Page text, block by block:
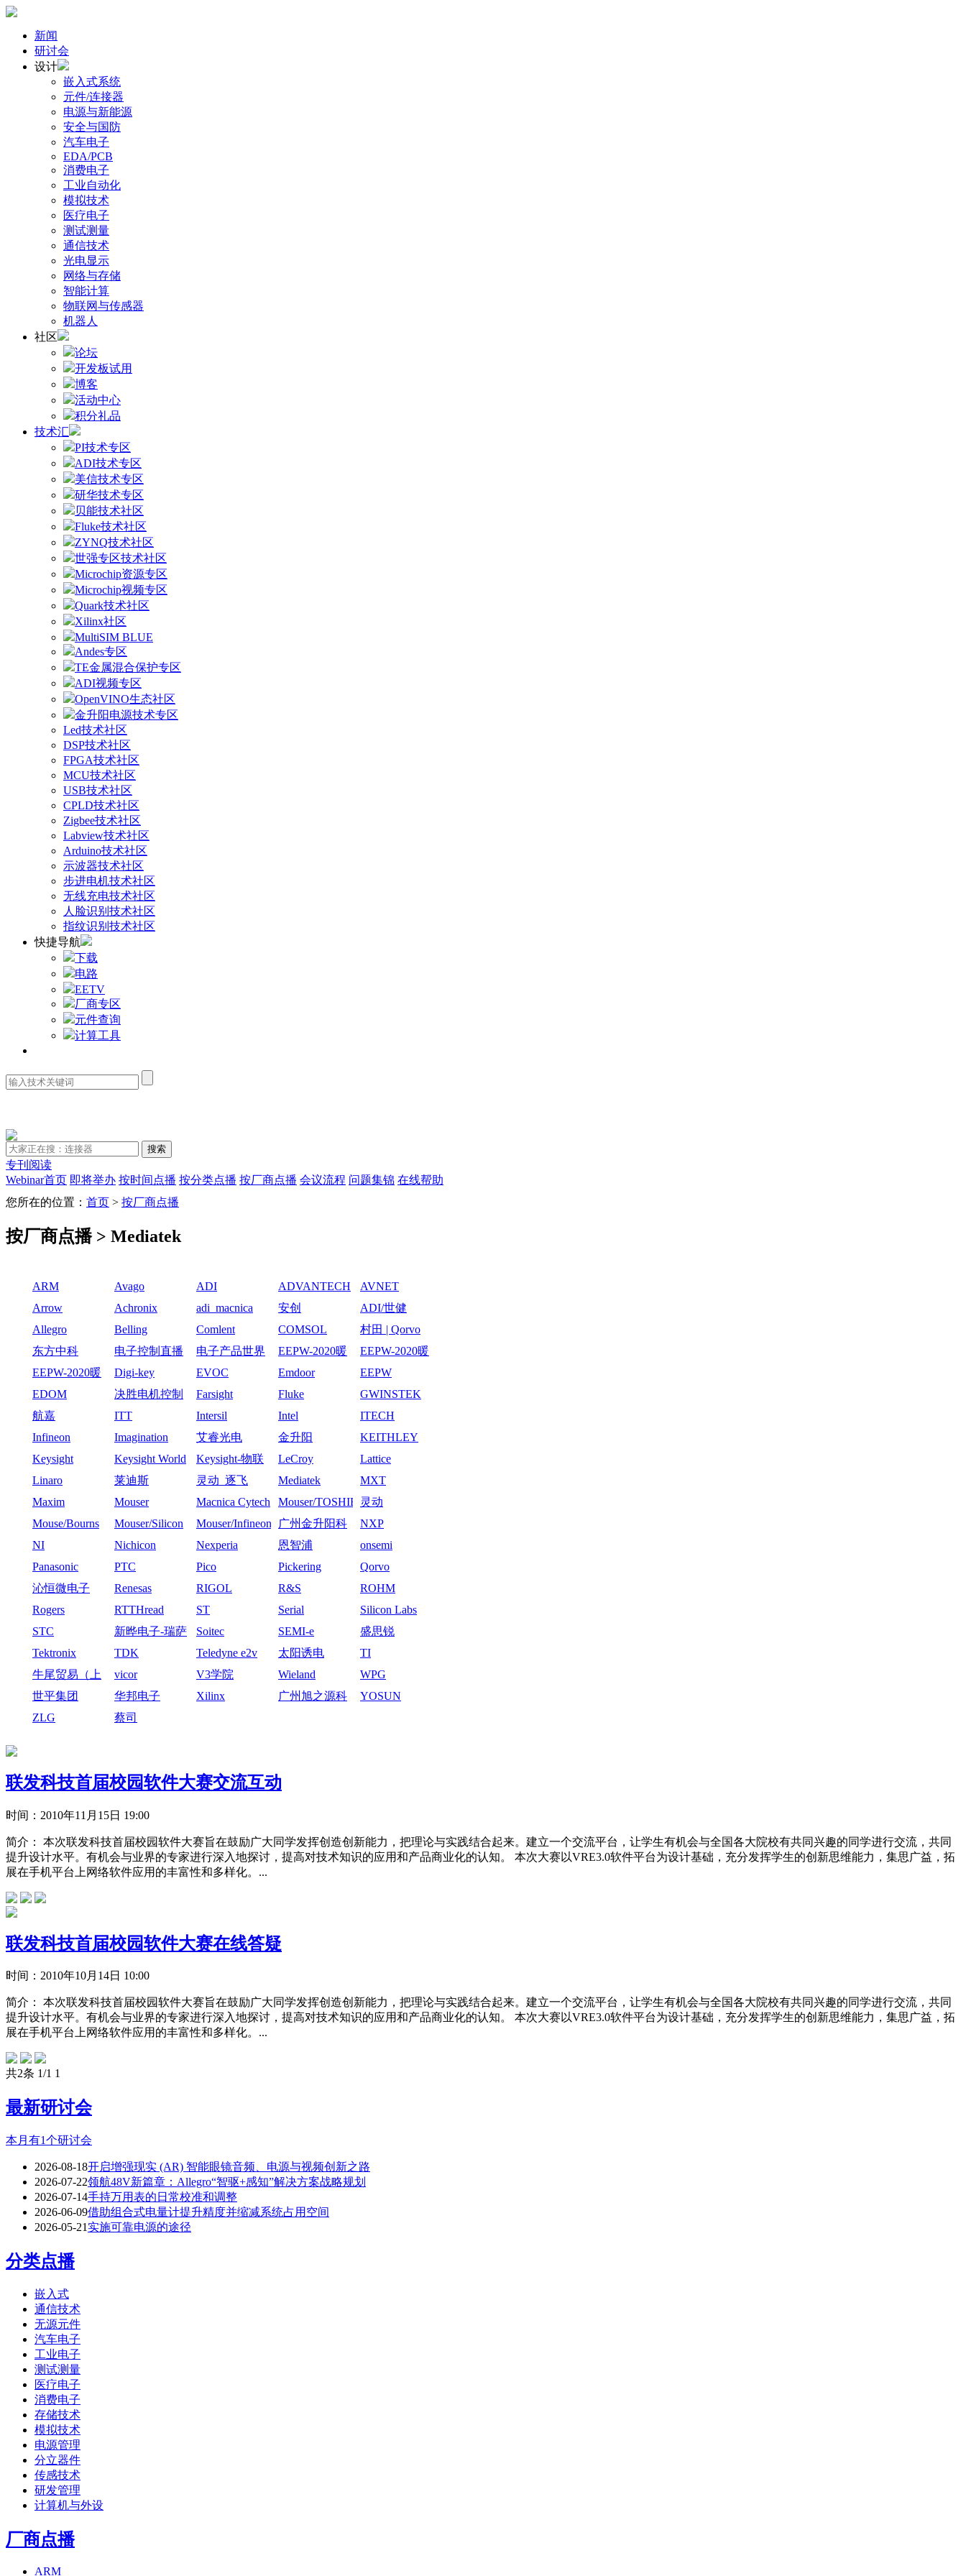
新闻
研讨会
设计
嵌入式系统
元件/连接器
电源与新能源
安全与国防
汽车电子
EDA/PCB
消费电子
工业自动化
模拟技术
医疗电子
测试测量
通信技术
光电显示
网络与存储
智能计算
物联网与传感器
机器人
社区
论坛
开发板试用
博客
活动中心
积分礼品
技术汇
PI技术专区
ADI技术专区
美信技术专区
研华技术专区
贝能技术社区
Fluke技术社区
ZYNQ技术社区
世强专区技术社区
Microchip资源专区
Microchip视频专区
Quark技术社区
Xilinx社区
MultiSIM BLUE
Andes专区
TE金属混合保护专区
ADI视频专区
OpenVINO生态社区
金升阳电源技术专区
Led技术社区
DSP技术社区
FPGA技术社区
MCU技术社区
USB技术社区
CPLD技术社区
Zigbee技术社区
Labview技术社区
Arduino技术社区
示波器技术社区
步进电机技术社区
无线充电技术社区
人脸识别技术社区
指纹识别技术社区
快捷导航
下载
电路
EETV
厂商专区
元件查询
计算工具
专刊阅读
Webinar首页 即将举办 按时间点播 按分类点播 按厂商点播 会议流程 问题集锦 在线帮助
您所在的位置： 首页 > 按厂商点播
按厂商点播 > Mediatek
ARM Avago ADI ADVANTECH
AVNET
Arrow
Achronix adi_macnica 安创
ADI/世健
Allegro
Belling Comlent COMSOL
村田 | Qorvo
东方中科
电子控制直播 电子产品世界
EEPW-2020暖
心周-11月30日
EEPW-2020暖
心周-12月1日
EEPW-2020暖
心周-12月2日
Digi-key EVOC Emdoor
EEPW
EDOM
决胜电机控制
_2021
Farsight Fluke
GWINSTEK
航嘉
ITT Intersil Intel
ITECH
Infineon
Imagination 艾睿光电 金升阳
KEITHLEY
Keysight
Keysight World
Keysight-物联
网沙龙
LeCroy
Lattice
Linaro
莱迪斯 灵动_逐飞 Mediatek
MXT
Maxim
Mouser Macnica Cytech Mouser/TOSHIBA灵动
Mouse/Bourns
Mouser/Silicon
Labs
Mouser/Infineon
广州金升阳科
技有限公司
NXP
NI
Nichicon Nexperia 恩智浦
onsemi
Panasonic
PTC Pico Pickering
Qorvo
沁恒微电子
Renesas RIGOL R&S
ROHM
Rogers
RTTHread ST Serial
Silicon Labs
Introduction
STC
新晔电子-瑞萨
电子
Soitec SEMI-e
盛思锐
Tektronix
TDK Teledyne e2v 太阳诱电
TI
牛尾贸易（上
海）有限公司
vicor V3学院 Wieland
WPG
世平集团
华邦电子 Xilinx
广州旭之源科
YOSUN
ZLG
蔡司
联发科技首届校园软件大赛交流互动
时间： 2010年11月15日 19:00
简介：
本次联发科技首届校园软件大赛旨在鼓励广大同学发挥创造创新能力，把理论与实践结合起来。建立一个交流平台，让学生有机会与全国各大院校有共同兴趣的同学进行交流，共同
提升设计水平。有机会与业界的专家进行深入地探讨，提高对技术知识的应用和产品商业化的认知。 本次大赛以VRE3.0软件平台为设计基础，充分发挥学生的创新思维能力，集思广益，拓
展在手机平台上网络软件应用的丰富性和多样化。...
联发科技首届校园软件大赛在线答疑
时间： 2010年10月14日 10:00
简介：
本次联发科技首届校园软件大赛旨在鼓励广大同学发挥创造创新能力，把理论与实践结合起来。建立一个交流平台，让学生有机会与全国各大院校有共同兴趣的同学进行交流，共同
提升设计水平。有机会与业界的专家进行深入地探讨，提高对技术知识的应用和产品商业化的认知。 本次大赛以VRE3.0软件平台为设计基础，充分发挥学生的创新思维能力，集思广益，拓
展在手机平台上网络软件应用的丰富性和多样化。...
共2条 1/1 1
最新研讨会
本月有1个研讨会
2026-08-18开启增强现实 (AR) 智能眼镜音频、电源与视频创新之路
2026-07-22领航48V新篇章：Allegro“智驱+感知”解决方案战略规划
2026-07-14手持万用表的日常校准和调整
2026-06-09借助组合式电量计提升精度并缩减系统占用空间
2026-05-21 实施可靠电源的途径
分类点播
嵌入式
通信技术
无源元件
汽车电子
工业电子
测试测量
医疗电子
消费电子
存储技术
模拟技术
电源管理
分立器件
传感技术
研发管理
计算机与外设
厂商点播
ARM